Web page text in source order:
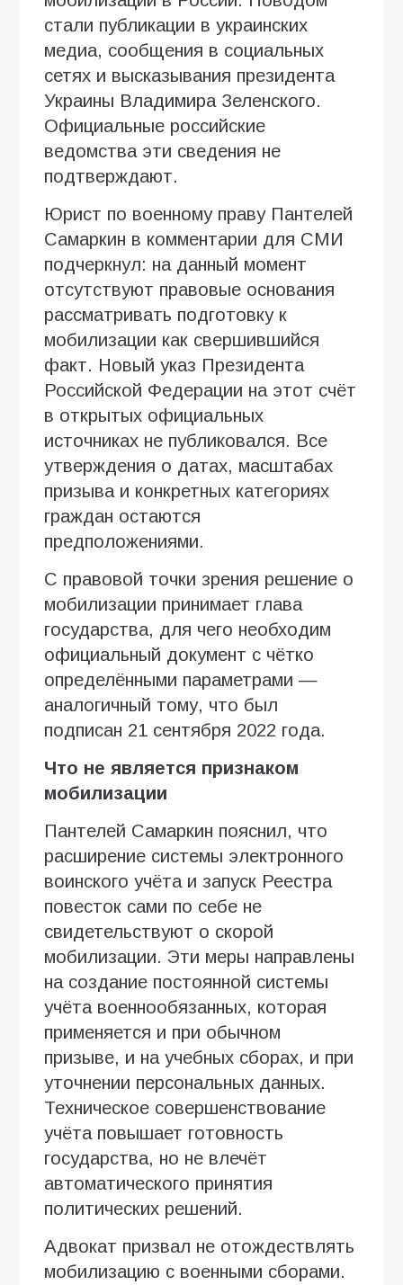
стали публикации в украинских
медиа, сообщения в социальных
сетях и высказывания президента
Украины Владимира Зеленского.
Официальные российские
ведомства эти сведения не
подтверждают.
Юрист по военному праву Пантелей
Самаркин в комментарии для СМИ
подчеркнул: на данный момент
отсутствуют правовые основания
рассматривать подготовку к
мобилизации как свершившийся
факт. Новый указ Президента
Российской Федерации на этот счёт
в открытых официальных
источниках не публиковался. Все
утверждения о датах, масштабах
призыва и конкретных категориях
граждан остаются
предположениями.
С правовой точки зрения решение о
мобилизации принимает глава
государства, для чего необходим
официальный документ с чётко
определёнными параметрами —
аналогичный тому, что был
подписан 21 сентября 2022 года.
Что не является признаком
мобилизации
Пантелей Самаркин пояснил, что
расширение системы электронного
воинского учёта и запуск Реестра
повесток сами по себе не
свидетельствуют о скорой
мобилизации. Эти меры направлены
на создание постоянной системы
учёта военнообязанных, которая
применяется и при обычном
призыве, и на учебных сборах, и при
уточнении персональных данных.
Техническое совершенствование
учёта повышает готовность
государства, но не влечёт
автоматического принятия
политических решений.
Адвокат призвал не отождествлять
мобилизацию с военными сборами.